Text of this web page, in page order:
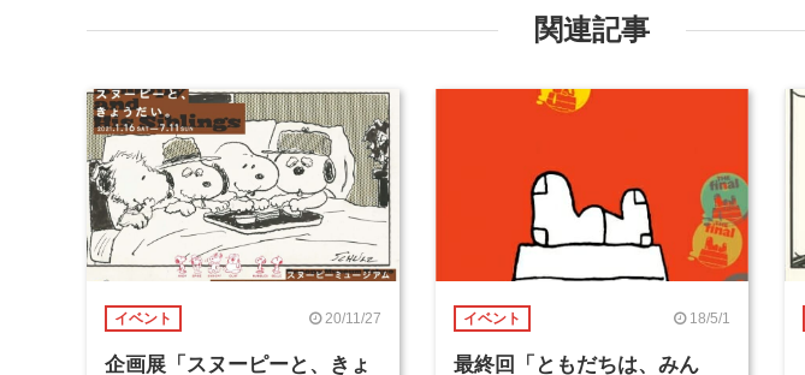
関連記事
イベント 20/11/27
企画展「スヌーピーと、きょ
イベント 18/5/1
最終回「ともだちは、みん